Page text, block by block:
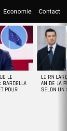
Economie Contact
LE
BARDELLA
POUR
LE RN
AN DE LA
SELON UN